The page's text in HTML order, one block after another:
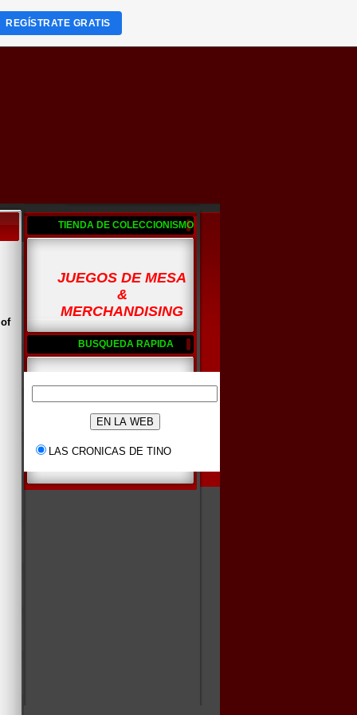
TIENDA DE COLECCIONISMO
JUEGOS DE MESA
&
MERCHANDISING
BUSQUEDA RAPIDA
LAS CRONICAS DE TINO
REGÍSTRATE GRATIS